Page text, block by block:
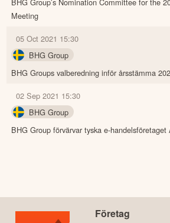
Meeting
05 Oct 2021 15:30
BHG Group
BHG Groups valberedning inför årsstämma
02 Sep 2021 15:30
BHG Group
BHG Group förvärvar tyska e-handelsföretaget
Företag